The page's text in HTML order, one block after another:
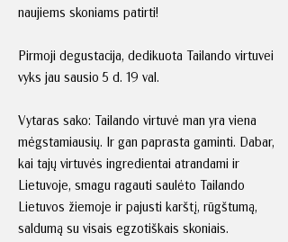
naujiems skoniams patirti!
Pirmoji degustacija, dedikuota Tailando virtuvei
vyks jau sausio 5 d. 19 val.
Vytaras sako: Tailando virtuvė man yra viena
mėgstamiausių. Ir gan paprasta gaminti. Dabar,
kai tajų virtuvės ingredientai atrandami ir
Lietuvoje, smagu ragauti saulėto Tailando
Lietuvos žiemoje ir pajusti karštį, rūgštumą,
saldumą su visais egzotiškais skoniais.